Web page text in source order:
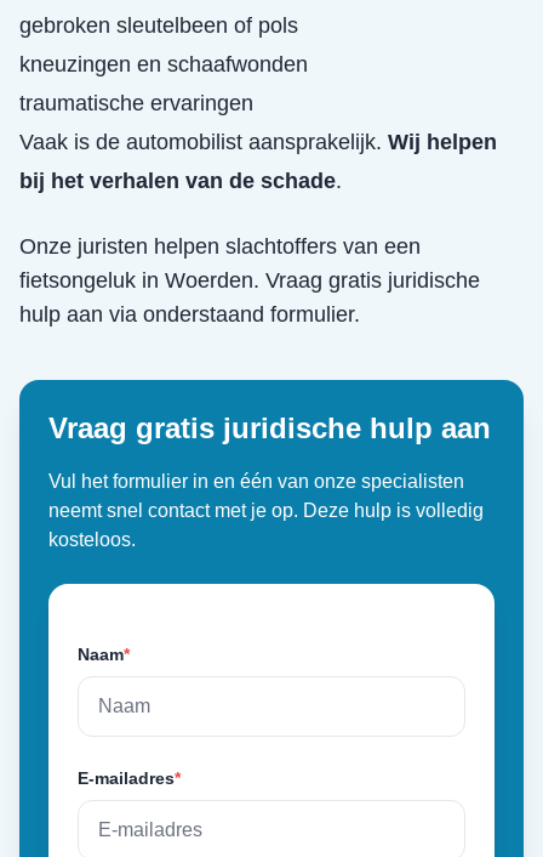
gebroken sleutelbeen of pols
kneuzingen en schaafwonden
traumatische ervaringen
Vaak is de automobilist aansprakelijk. Wij helpen
bij het verhalen van de schade.
Onze juristen helpen slachtoffers van een
fietsongeluk in Woerden. Vraag gratis juridische
hulp aan via onderstaand formulier.
Vraag gratis juridische hulp aan
Vul het formulier in en één van onze specialisten
neemt snel contact met je op. Deze hulp is volledig
kosteloos.
Naam*
E-mailadres*